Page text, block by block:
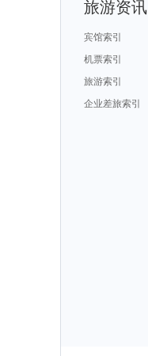
旅游资讯
宾馆索引
机票索引
旅游索引
企业差旅索引